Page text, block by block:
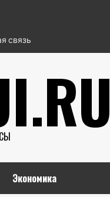
связь
Экономика